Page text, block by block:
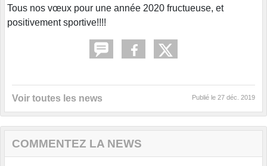
Tous nos vœux pour une année 2020 fructueuse, et
positivement sportive!!!!
Voir toutes les news Publié le 27 déc. 2019
COMMENTEZ LA NEWS